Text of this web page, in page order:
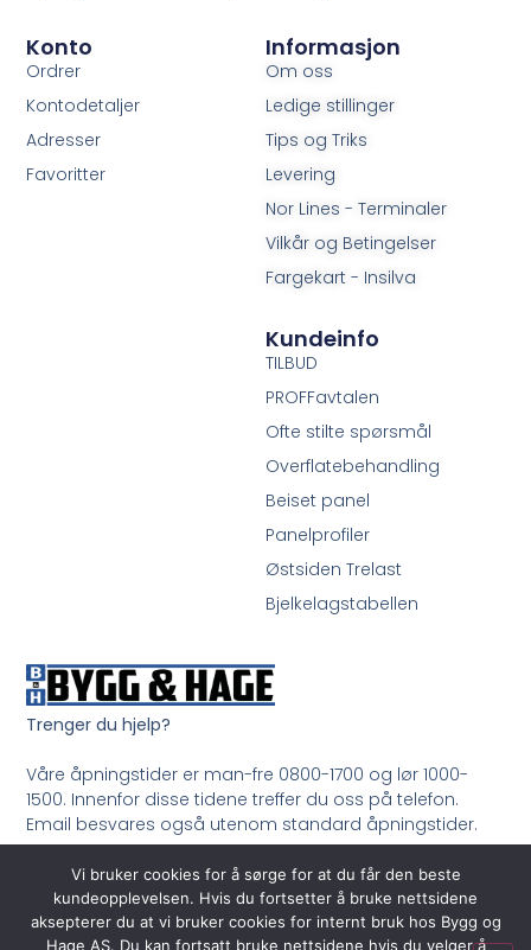
Trenger du hjelp?
Våre åpningstider er man-fre 0800-1700 og lør 1000-
1500. Innenfor disse tidene treffer du oss på telefon.
Email besvares også utenom standard åpningstider.
Ring oss på 33 99 35 50
Informasjon
Om oss
Ledige stillinger
Tips og Triks
Levering
Nor Lines - Terminaler
Vilkår og Betingelser
Fargekart - Insilva
Konto
Ordrer
Kontodetaljer
Adresser
Favoritter
Kundeinfo
TILBUD
PROFFavtalen
Ofte stilte spørsmål
Overflatebehandling
Beiset panel
Panelprofiler
Østsiden Trelast
Bjelkelagstabellen
Vi bruker cookies for å sørge for at du får den beste
kundeopplevelsen. Hvis du fortsetter å bruke nettsidene
aksepterer du at vi bruker cookies for internt bruk hos Bygg og
Hage AS. Du kan fortsatt bruke nettsidene hvis du velger å